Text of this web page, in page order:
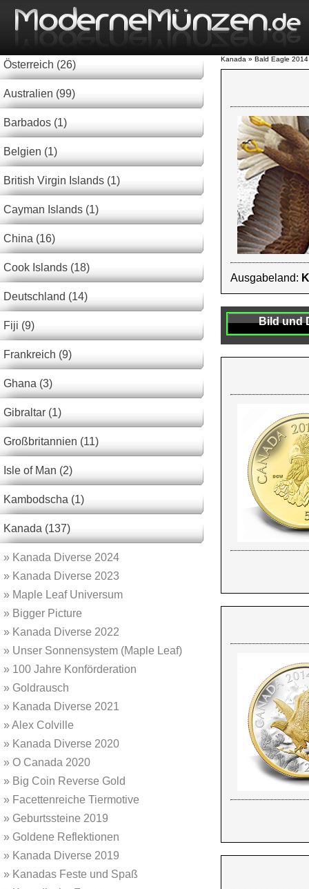
Österreich (26)
Australien (99)
Barbados (1)
Belgien (1)
British Virgin Islands (1)
Cayman Islands (1)
China (16)
Cook Islands (18)
Deutschland (14)
Fiji (9)
Frankreich (9)
Ghana (3)
Gibraltar (1)
Großbritannien (11)
Isle of Man (2)
Kambodscha (1)
Kanada (137)
» Kanada Diverse 2024
» Kanada Diverse 2023
» Maple Leaf Universum
» Bigger Picture
» Kanada Diverse 2022
» Unser Sonnensystem (Maple Leaf)
» 100 Jahre Konförderation
» Goldrausch
» Kanada Diverse 2021
»Alex Colville
» Kanada Diverse 2020
» O Canada 2020
» Big Coin Reverse Gold
» Facettenreiche Tiermotive
» Geburtssteine 2019
» Goldene Reflektionen
» Kanada Diverse 2019
» Kanadas Feste und Spaß
Kanada » Bald Eagle 2014
Ausgabeland:
Bild und